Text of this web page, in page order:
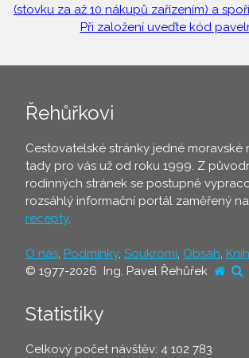
(stovku za až 10 nákupů zařízením) a
Při založení uveďte kód
Řehůřkovi
Cestovatelské stránky jedné moravské
tady pro vás už od roku 1999. Z
rodinných stránek se postupně
rozsáhlý informační portál zaměřený na
recepty.
O nás, Podmínky, Soukromí, Obsah,
© 1977-2026 Ing. Pavel Řehůřek
Statistiky
Celkový počet návštěv: 4 102 783